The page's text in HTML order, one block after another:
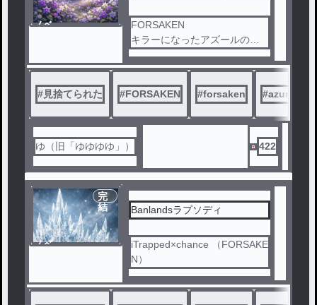
ノベ
FORSAKEN
キラーになったアズールの話
。azuretime要素は少しだけ
#見捨てられた #FORSAKEN #forsaken #azure
ゆ（旧「ゆゆゆゆ」） 422
ノベ
完
結
Banlandsラプソディ
iTrapped×chance （FORSAKE
N）